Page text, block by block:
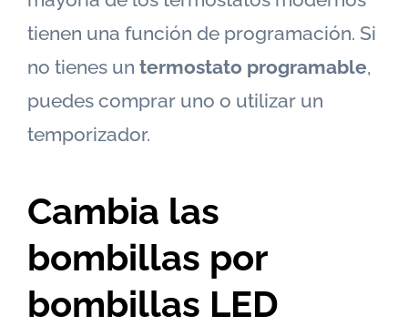
tienen una función de programación. Si
no tienes un termostato programable,
puedes comprar uno o utilizar un
temporizador.
Cambia las
bombillas por
bombillas LED